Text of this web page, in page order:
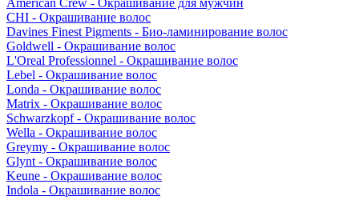
American Crew - Окрашивание для мужчин
CHI - Окрашивание волос
Davines Finest Pigments - Био-ламинирование волос
Goldwell - Окрашивание волос
L'Oreal Professionnel - Окрашивание волос
Lebel - Окрашивание волос
Londa - Окрашивание волос
Matrix - Окрашивание волос
Schwarzkopf - Окрашивание волос
Wella - Окрашивание волос
Greymy - Окрашивание волос
Glynt - Окрашивание волос
Keune - Окрашивание волос
Indola - Окрашивание волос